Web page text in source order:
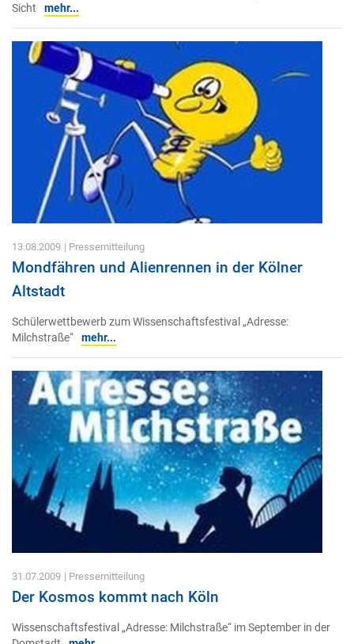
Sicht
mehr...
13.08.2009 | Pressemitteilung
Mondfähren und Alienrennen in der Kölner
Altstadt
Schülerwettbewerb zum Wissenschaftsfestival „Adresse:
Milchstraße“ mehr...
31.07.2009 | Pressemitteilung
Der Kosmos kommt nach Köln
Wissenschaftsfestival „Adresse: Milchstraße“ im September in der